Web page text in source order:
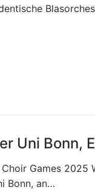
Uni Bonn,
Games 2025
Bonn, an…